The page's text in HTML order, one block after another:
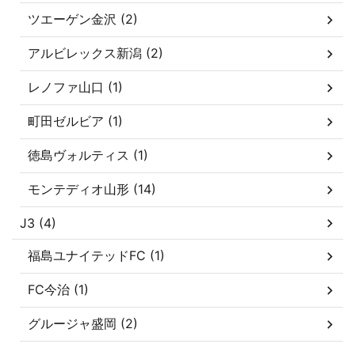
ツエーゲン金沢 (2)
アルビレックス新潟 (2)
レノファ山口 (1)
町田ゼルビア (1)
徳島ヴォルティス (1)
モンテディオ山形 (14)
J3 (4)
福島ユナイテッドFC (1)
FC今治 (1)
グルージャ盛岡 (2)